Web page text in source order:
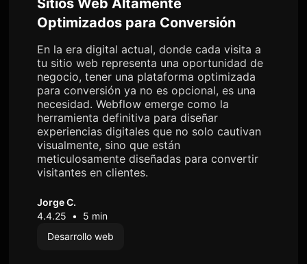
Sitios Web Altamente
Optimizados para Conversión
En la era digital actual, donde cada visita a
tu sitio web representa una oportunidad de
negocio, tener una plataforma optimizada
para conversión ya no es opcional, es una
necesidad. Webflow emerge como la
herramienta definitiva para diseñar
experiencias digitales que no solo cautivan
visualmente, sino que están
meticulosamente diseñadas para convertir
visitantes en clientes.
Jorge C.
4.4.25 •
5 min
Desarrollo web